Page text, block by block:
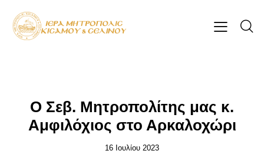
Ο Σεβ. Μητροπολίτης μας κ.
Αμφιλόχιος στο Αρκαλοχώρι
16 Ιουλίου 2023